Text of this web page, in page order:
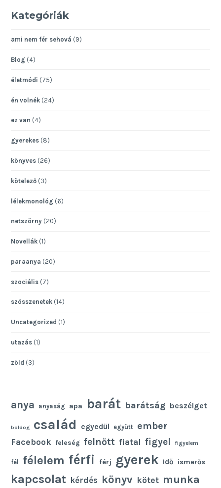
Kategóriák
ami nem fér sehová (9)
Blog (4)
életmódi (75)
én volnék (24)
ez van (4)
gyerekes (8)
könyves (26)
kötelező (3)
lélekmonológ (6)
netszörny (20)
Novellák (1)
paraanya (20)
szociális (7)
szösszenetek (14)
Uncategorized (1)
utazás (1)
zöld (3)
anya anyaság apa barát barátság beszélget
boldog család egyedül együtt ember
Facebook feleség felnőtt fiatal figyel figyelem
fél félelem férfi férj gyerek idő ismerős
kapcsolat kérdés könyv kötet munka